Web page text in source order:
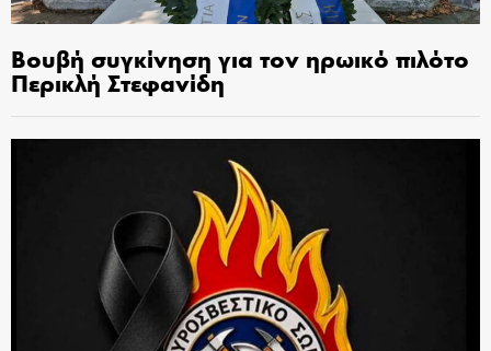
Βουβή συγκίνηση για τον ηρωικό πιλότο
Περικλή Στεφανίδη